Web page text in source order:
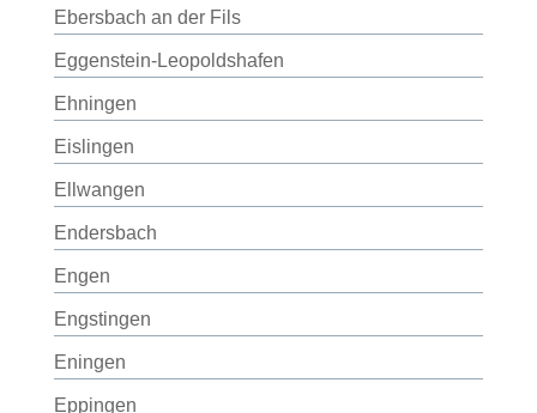
Ebersbach an der Fils
Eggenstein-Leopoldshafen
Ehningen
Eislingen
Ellwangen
Endersbach
Engen
Engstingen
Eningen
Eppingen